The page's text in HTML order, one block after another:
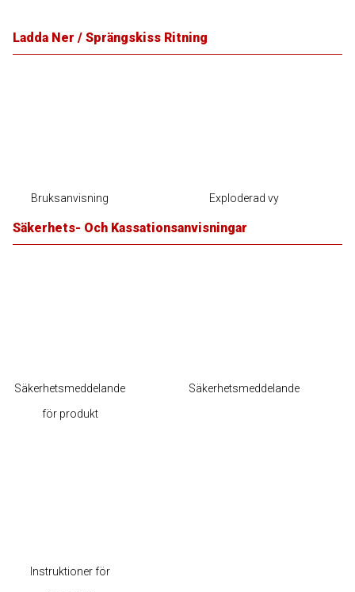
Ladda Ner / Sprängskiss Ritning
Bruksanvisning Exploderad vy
Säkerhets- Och Kassationsanvisningar
Säkerhetsmeddelande
för produkt
Säkerhetsmeddelande
Instruktioner för